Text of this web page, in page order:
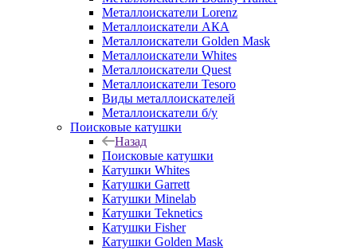
Металлоискатели Lorenz
Металлоискатели АКА
Металлоискатели Golden Mask
Металлоискатели Whites
Металлоискатели Quest
Металлоискатели Tesoro
Виды металлоискателей
Металлоискатели б/у
Поисковые катушки
Назад
Поисковые катушки
Катушки Whites
Катушки Garrett
Катушки Minelab
Катушки Teknetics
Катушки Fisher
Катушки Golden Mask